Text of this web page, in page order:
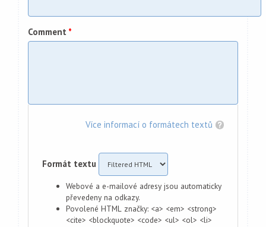
Comment *
Více informací o formátech textů
Formát textu
Webové a e-mailové adresy jsou automaticky
převedeny na odkazy.
Povolené HTML značky: <a> <em> <strong>
<cite> <blockquote> <code> <ul> <ol> <li>